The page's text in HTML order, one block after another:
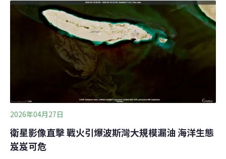
2026年04月27日
衛星影像直擊 戰火引爆波斯灣大規模漏油 海洋生態
岌岌可危